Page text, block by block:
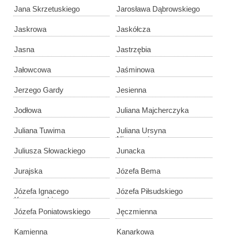
Jana Skrzetuskiego Jarosława Dąbrowskiego
Jaskrowa Jaskółcza
Jasna Jastrzębia
Jałowcowa Jaśminowa
Jerzego Gardy Jesienna
Jodłowa Juliana Majcherczyka
Juliana Tuwima
Juliana Ursyna
Niemcewicza
Juliusza Słowackiego
Junacka
Jurajska Józefa Bema
Józefa Ignacego
Kraszewskiego
Józefa Piłsudskiego
Józefa Poniatowskiego Jęczmienna
Kamienna Kanarkowa